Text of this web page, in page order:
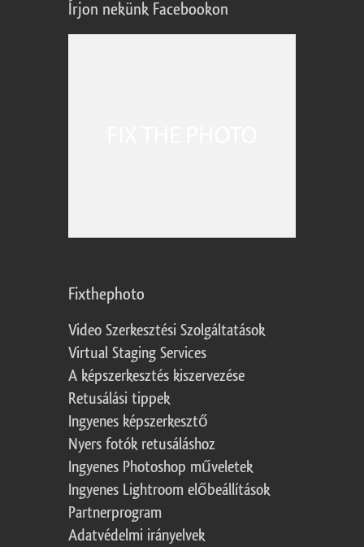
Írjon nekünk Facebookon
Fixthephoto
Video Szerkesztési Szolgáltatások
Virtual Staging Services
A képszerkesztés kiszervezése
Retusálási tippek
Ingyenes képszerkesztő
Nyers fotók retusáláshoz
Ingyenes Photoshop műveletek
Ingyenes Lightroom előbeállítások
Partnerprogram
Adatvédelmi irányelvek